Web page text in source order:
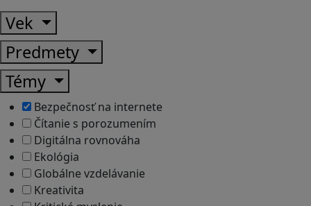
Vek
Predmety
Témy
Bezpečnosť na internete
Čítanie s porozumením
Digitálna rovnováha
Ekológia
Globálne vzdelávanie
Kreativita